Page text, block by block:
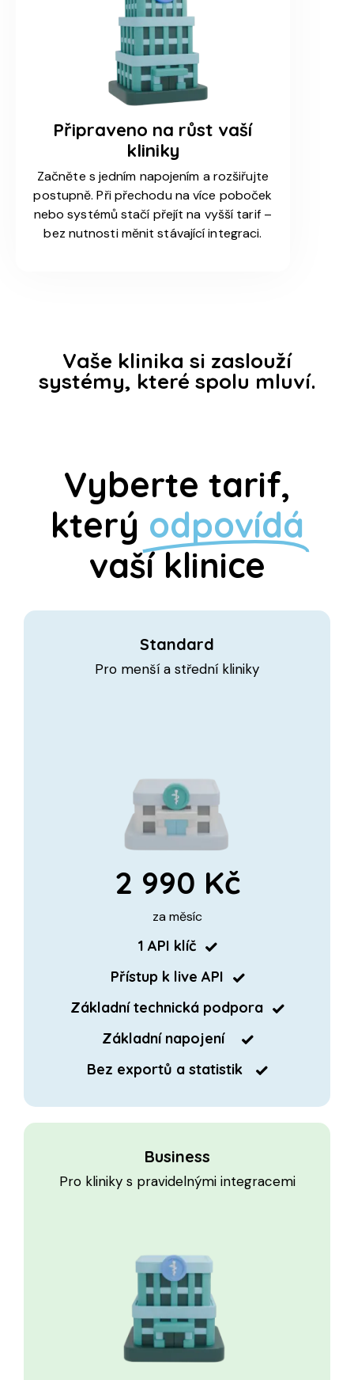
Připraveno na růst vaší
kliniky
Začněte s jedním napojením a rozšiřujte
postupně. Při přechodu na více poboček
nebo systémů stačí přejít na vyšší tarif –
bez nutnosti měnit stávající integraci.
Vaše klinika si zaslouží
systémy, které spolu mluví.
Vyberte tarif,
který odpovídá
vaší klinice
Standard
Pro menší a střední kliniky
2 990 Kč
za měsíc
1 API klíč
Přístup k live API
Základní technická podpora
Základní napojení
Bez exportů a statistik
Business
Pro kliniky s pravidelnými integracemi